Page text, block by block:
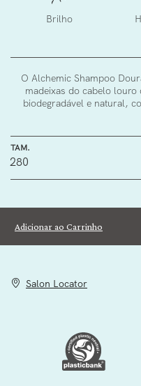
Brilho
O Alchemic Shampoo
madeixas do cabelo
biodegradável e natural,
Adicionar ao Carrinho
TAM.
280
Salon Locator